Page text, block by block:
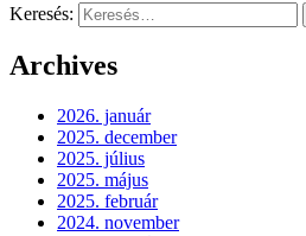
Keresés:
Archives
2026. január
2025. december
2025. július
2025. május
2025. február
2024. november